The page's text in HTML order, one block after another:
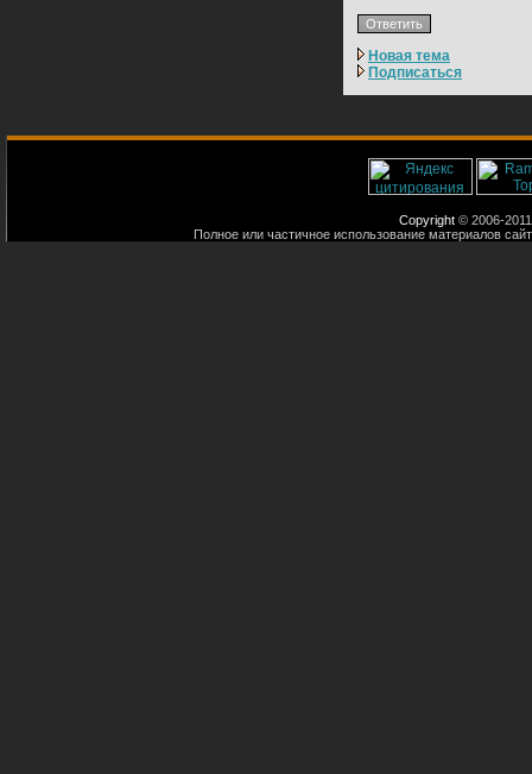
Новая тема
Подписаться
Copyright © 2006-
Полное или частичное использование материалов